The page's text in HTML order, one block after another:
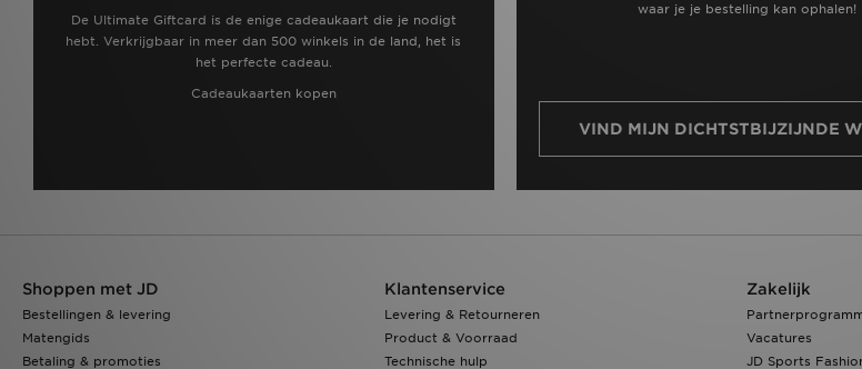
De Ultimate Giftcard is de enige cadeaukaart die je nodigt
hebt. Verkrijgbaar in meer dan 500 winkels in de land, het is
het perfecte cadeau.
Cadeaukaarten kopen
waar je je bestelling kan ophalen!
VIND MIJN DICHTSTBIJZIJNDE
Shoppen met JD
Bestellingen & levering
Matengids
Betaling & promoties
Klantenservice
Levering & Retourneren
Product & Voorraad
Technische hulp
Zakelijk
Vacatures
JD Sports